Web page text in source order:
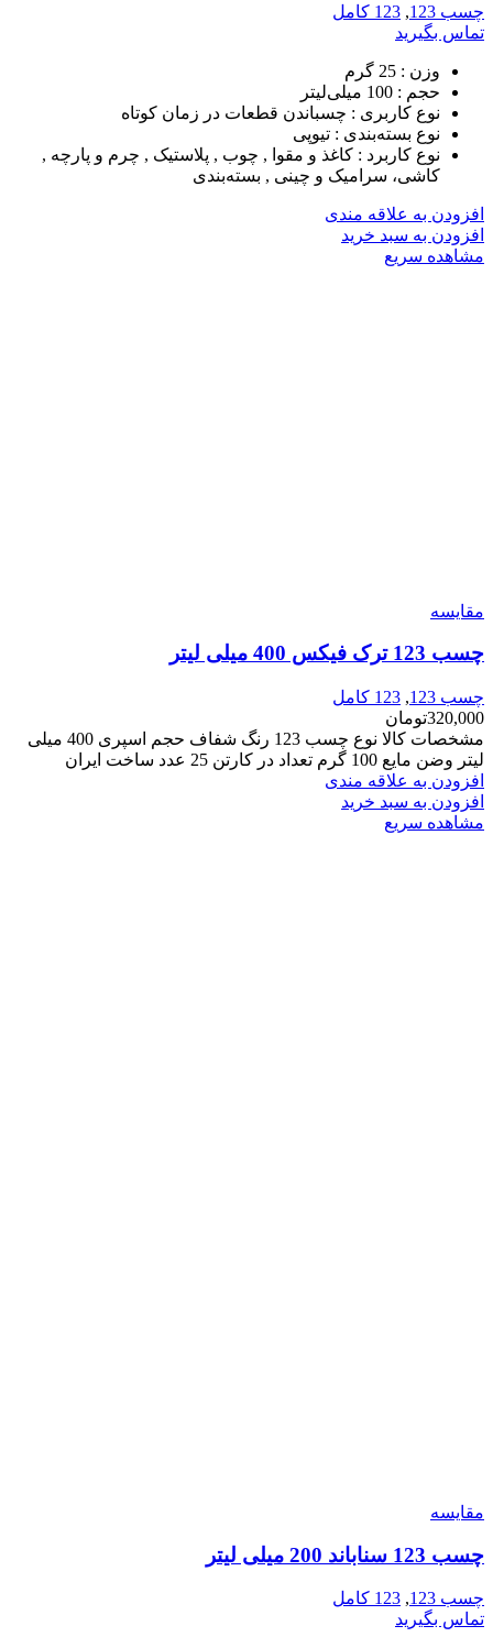
چسب 123 , 123 کامل
تماس بگیرید
وزن : 25 گرم
حجم : 100 میلی‌لیتر
نوع کاربری : چسباندن قطعات در زمان کوتاه
نوع بسته‌بندی : تیوپی
نوع کاربرد : کاغذ و مقوا , چوب , پلاستیک , چرم و پارچه ,
کاشی، سرامیک و چینی , بسته‌بندی
افزودن به علاقه مندی
افزودن به سبد خرید
مشاهده سریع
مقایسه
چسب 123 ترک فیکس 400 میلی لیتر
چسب 123 , 123 کامل
320,000تومان
مشخصات کالا نوع چسب 123 رنگ شفاف حجم اسپری 400 میلی
لیتر وضن مایع 100 گرم تعداد در کارتن 25 عدد ساخت ایران
افزودن به علاقه مندی
افزودن به سبد خرید
مشاهده سریع
مقایسه
چسب 123 سناباند 200 میلی لیتر
چسب 123 , 123 کامل
تماس بگیرید